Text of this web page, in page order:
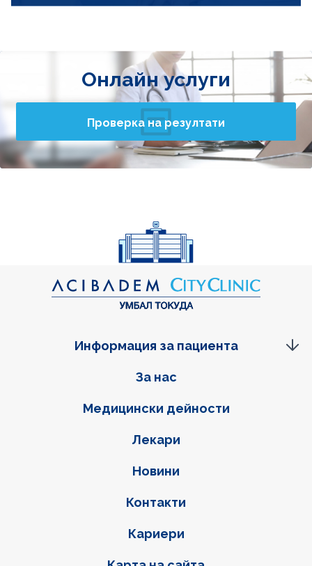
Онлайн услуги
Проверка на резултати
Фуутер навигация
За нас
Медицински дейности
Лекари
Новини
Контакти
Кариери
Информация за пациента